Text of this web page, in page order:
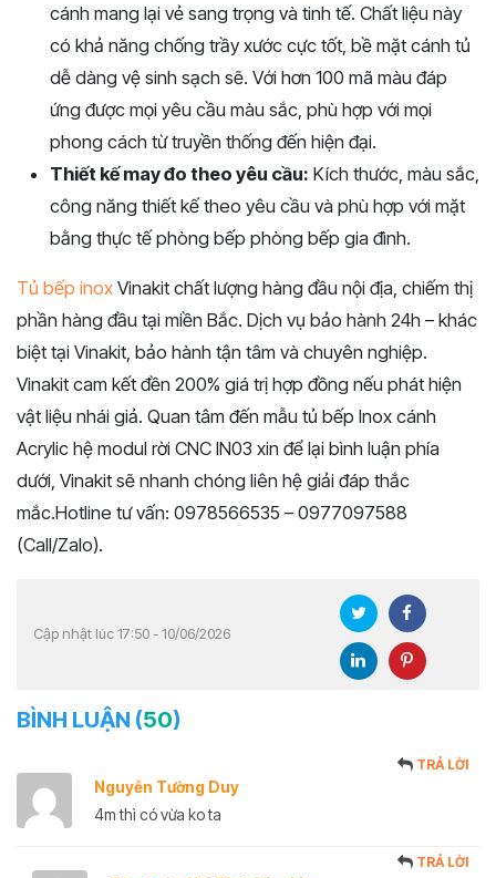
cánh mang lại vẻ sang trọng và tinh tế. Chất liệu này
có khả năng chống trầy xước cực tốt, bề mặt cánh tủ
dễ dàng vệ sinh sạch sẽ. Với hơn 100 mã màu đáp
ứng được mọi yêu cầu màu sắc, phù hợp với mọi
phong cách từ truyền thống đến hiện đại.
Thiết kế may đo theo yêu cầu: Kích thước, màu sắc,
công năng thiết kế theo yêu cầu và phù hợp với mặt
bằng thực tế phòng bếp phòng bếp gia đình.
Tủ bếp inox Vinakit chất lượng hàng đầu nội địa, chiếm thị
phần hàng đầu tại miền Bắc. Dịch vụ bảo hành 24h – khác
biệt tại Vinakit, bảo hành tận tâm và chuyên nghiệp.
Vinakit cam kết đền 200% giá trị hợp đồng nếu phát hiện
vật liệu nhái giả. Quan tâm đến mẫu tủ bếp Inox cánh
Acrylic hệ modul rời CNC IN03 xin để lại bình luận phía
dưới, Vinakit sẽ nhanh chóng liên hệ giải đáp thắc
mắc.Hotline tư vấn: 0978566535 – 0977097588
(Call/Zalo).
Cập nhật lúc 17:50 - 10/06/2026
BÌNH LUẬN (50)
Nguyễn Tường Duy
TRẢ LỜI
4m thì có vừa ko ta
TRẢ LỜI